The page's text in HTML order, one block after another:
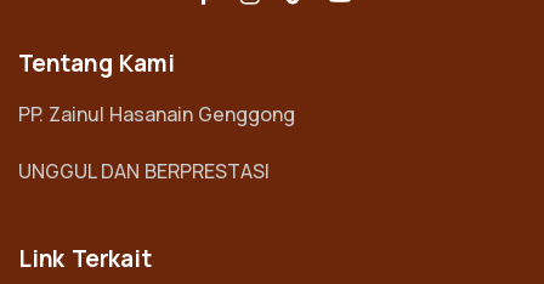
Tentang Kami
PP. Zainul Hasanain Genggong
UNGGUL DAN BERPRESTASI
Link Terkait